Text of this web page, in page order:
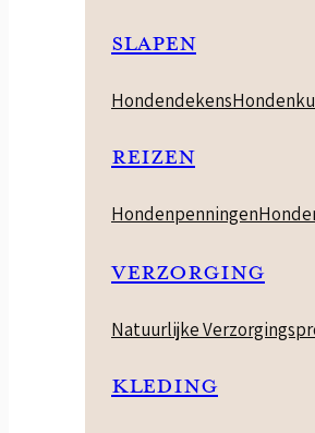
SLAPEN
Hondendekens
REIZEN
Hondenpenningen
VERZORGING
Natuurlijke
KLEDING